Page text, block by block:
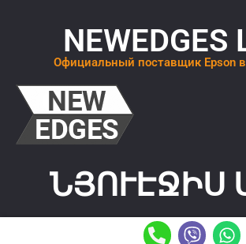
NEWEDGES
Официальный поставщик Epson
ՆՅՈՒԷՋԻՍ